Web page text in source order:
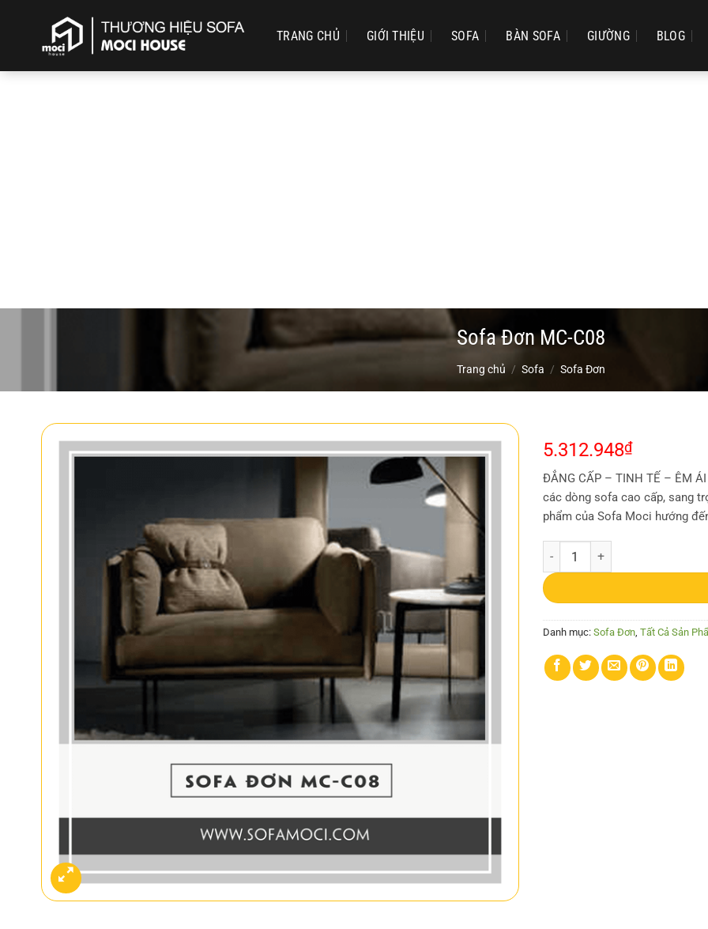
dung
TRANG CHỦ GIỚI THIỆU SOFA BÀN SOFA GIƯỜNG BLOG
Sofa Đơn MC-C08
Trang chủ / Sofa / Sofa Đơn
5.312.948₫
ĐẲNG CẤP – TINH TẾ – ÊM
các dòng sofa cao cấp, sang
phẩm của Sofa Moci hướng
Sofa Đơn MC-C08 số lượng
Danh mục: Sofa Đơn, Tất Cả Sản